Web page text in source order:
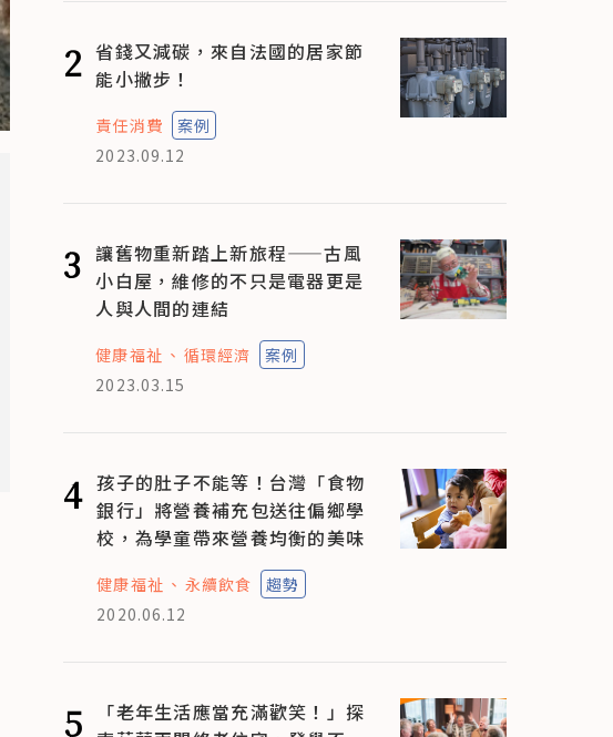
2 省錢又減碳，來自法國的居家節
能小撇步！
責任消費
案例
2023.09.12
3 讓舊物重新踏上新旅程——古風
小白屋，維修的不只是電器更是
人與人間的連結
健康福祉 循環經濟
案例
2023.03.15
4 孩子的肚子不能等！台灣「食物
銀行」將營養補充包送往偏鄉學
校，為學童帶來營養均衡的美味
健康福祉 永續飲食
趨勢
2020.06.12
5
「老年生活應當充滿歡笑！」探